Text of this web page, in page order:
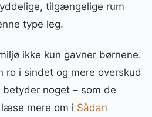
tilgængelige rum
type leg.
ikke kun gavner børnene.
ro i sindet og mere overskud
noget – som de
mere om i Sådan